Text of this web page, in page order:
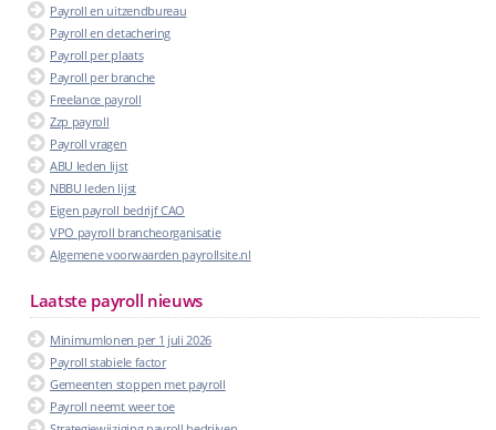
Payroll en uitzendbureau
Payroll en detachering
Payroll per plaats
Payroll per branche
Freelance payroll
Zzp payroll
Payroll vragen
ABU leden lijst
NBBU leden lijst
Eigen payroll bedrijf CAO
VPO payroll brancheorganisatie
Algemene voorwaarden payrollsite.nl
Laatste payroll nieuws
Minimumlonen per 1 juli 2026
Payroll stabiele factor
Gemeenten stoppen met payroll
Payroll neemt weer toe